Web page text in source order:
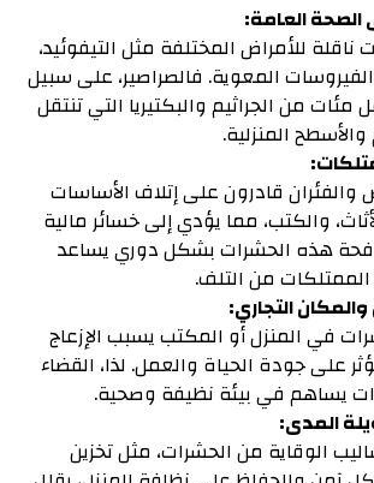
الصحة العامة:
ناقلة للأمراض المختلفة مثل التيفوئيد،
المعوية. فالصراصير، على سبيل
مئات من الجراثيم والبكتيريا التي تنتقل
المنزلية.
والفئران قادرون على إتلاف الأساسات
والكتب، مما يؤدي إلى خسائر مالية
هذه الحشرات بشكل دوري يساعد
من التلف.
والمكان التجاري:
في المنزل أو المكتب يسبب الإزعاج
على جودة الحياة والعمل. لذا، القضاء
يساهم في بيئة نظيفة وصحية.
المدى:
الوقاية من الحشرات، مثل تخزين